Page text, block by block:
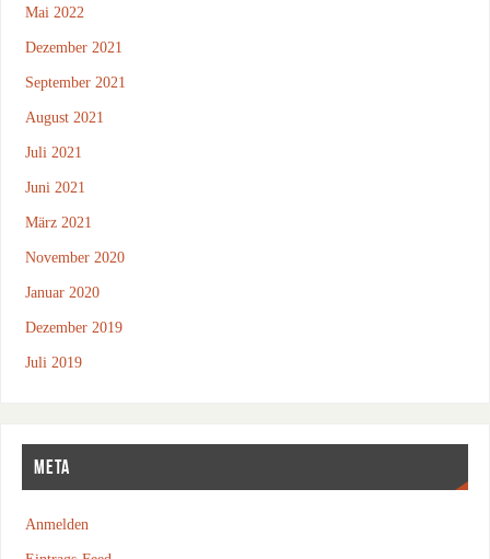
Mai 2022
Dezember 2021
September 2021
August 2021
Juli 2021
Juni 2021
März 2021
November 2020
Januar 2020
Dezember 2019
Juli 2019
META
Anmelden